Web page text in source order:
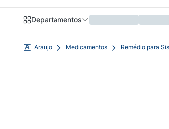
Departamentos
Araujo Medicamentos Remédio para